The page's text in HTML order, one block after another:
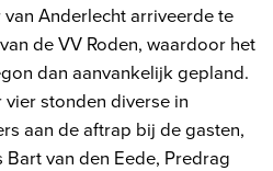
Anderlecht arriveerde te
de VV Roden, waardoor het
dan aanvankelijk gepland.
stonden diverse in
aan de aftrap bij de gasten,
van den Eede, Predrag